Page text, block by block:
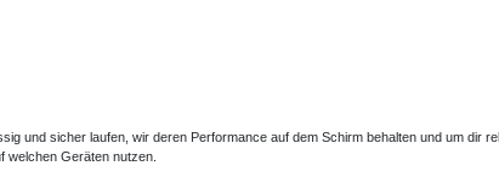
und sicher laufen, wir deren Performance auf dem Schirm behalten und um dir
welchen Geräten nutzen.